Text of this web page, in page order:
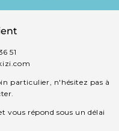
51
particulier, n'hésitez pas à
vous répond sous un délai